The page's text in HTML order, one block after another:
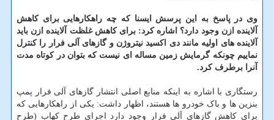
وی در پاسخ به این پرسش ایسنا که چه راهکارهایی برای کاهش
آلاینده ازن وجود دارد؟ اشاره کرد: برای کاهش غلظت آلاینده ازن باید
آلاینده های اولیه مانند دی اکسید نیتروژن و گازهای آلی فرار را کنترل
نماییم چونکه گرمایش زمین مساله ای نیست که بتوان در کوتاه مدت
آنرا برطرف کرد.
رستگاری با اشاره به اینکه منابع اصلی انتشار گازهای آلی فرار پمپ
بنزین ها و باک خودرو ها هستند، اظهار داشت: یکی از راهکارهایی که
برای کاهش گازهای آلی فرار وجود دارد اجرای طرح کهاب (طرح